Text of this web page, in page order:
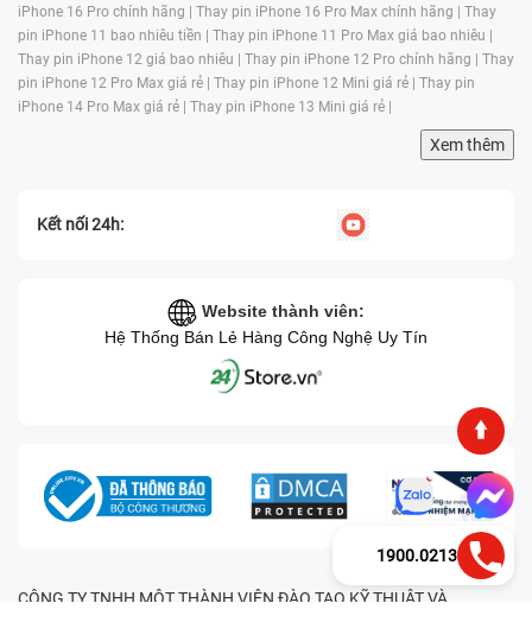
iPhone 16 Pro chính hãng | Thay pin iPhone 16 Pro Max chính hãng | Thay
pin iPhone 11 bao nhiêu tiền | Thay pin iPhone 11 Pro Max giá bao nhiêu |
Thay pin iPhone 12 giá bao nhiêu | Thay pin iPhone 12 Pro chính hãng | Thay
pin iPhone 12 Pro Max giá rẻ | Thay pin iPhone 12 Mini giá rẻ | Thay pin
iPhone 14 Pro Max giá rẻ | Thay pin iPhone 13 Mini giá rẻ |
Xem thêm
Kết nối 24h:
Website thành viên:
Hệ Thống Bán Lẻ Hàng Công Nghệ Uy Tín
CÔNG TY TNHH MỘT THÀNH VIÊN ĐÀO TẠO KỸ THUẬT VÀ
1900.0213